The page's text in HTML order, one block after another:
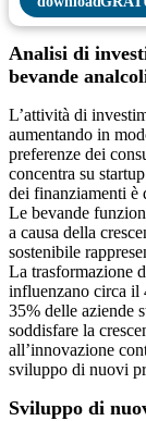
Analisi di
bevande
L’attività di
aumentando in
preferenze dei
concentra su
dei finanziamenti è
Le bevande
a causa della
sostenibile
La trasformazione
influenzano circa il
35% delle aziende
soddisfare la
all’innovazione
sviluppo di nuovi
Sviluppo di